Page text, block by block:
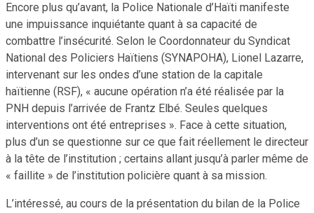
Encore plus qu’avant, la Police Nationale d’Haïti manifeste
une impuissance inquiétante quant à sa capacité de
combattre l’insécurité. Selon le Coordonnateur du Syndicat
National des Policiers Haïtiens (SYNAPOHA), Lionel Lazarre,
intervenant sur les ondes d’une station de la capitale
haïtienne (RSF), « aucune opération n’a été réalisée par la
PNH depuis l’arrivée de Frantz Elbé. Seules quelques
interventions ont été entreprises ». Face à cette situation,
plus d’un se questionne sur ce que fait réellement le directeur
à la tête de l’institution ; certains allant jusqu’à parler même de
« faillite » de l’institution policière quant à sa mission.
L’intéressé, au cours de la présentation du bilan de la Police